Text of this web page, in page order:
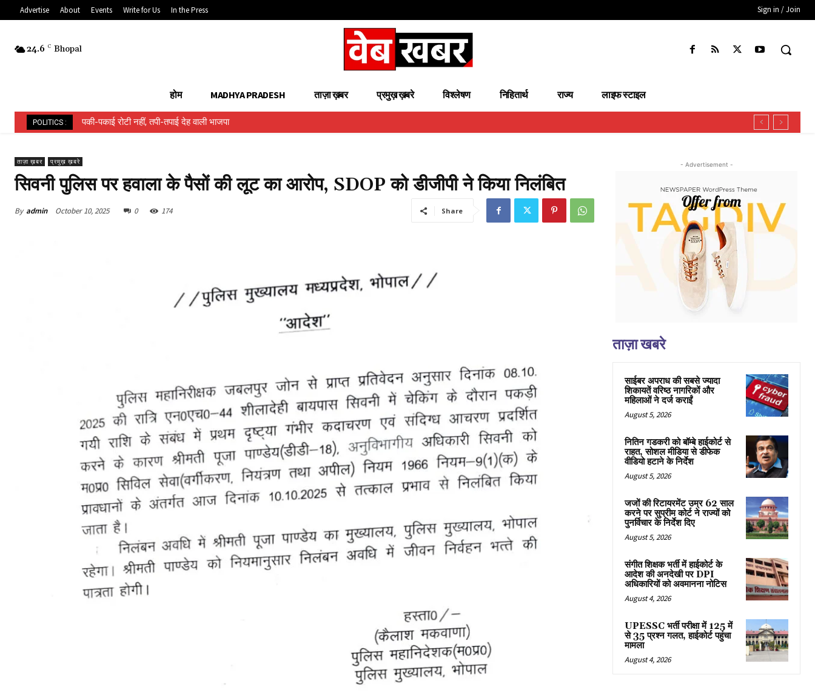
Advertise About Events Write for Us In the Press Sign in / Join
24.6 C Bhopal
होम MADHYA PRADESH ताज़ा ख़बर प्रमुख़ ख़बरे विश्लेषण निहितार्थ राज्य लाइफ स्टाइल
POLITICS : पकी-पकाई रोटी नहीं, तपी-तपाई देह वाली भाजपा
ताज़ा ख़बर प्रमुख़ ख़बरे
सिवनी पुलिस पर हवाला के पैसों की लूट का आरोप, SDOP को डीजीपी ने किया निलंबित
By admin October 10, 2025 0 174 Share
- Advertisement -
ताज़ा खबरे
साईबर अपराध की सबसे ज्यादा
शिकायतें वरिष्ठ नागरिकों और
महिलाओं ने दर्ज कराईं
August 5, 2026
नितिन गडकरी को बॉम्बे हाईकोर्ट से
राहत, सोशल मीडिया से डीफेक
वीडियो हटाने के निर्देश
August 5, 2026
जजों की रिटायरमेंट उम्र 62 साल
करने पर सुप्रीम कोर्ट ने राज्यों को
पुनर्विचार के निर्देश दिए
August 5, 2026
संगीत शिक्षक भर्ती में हाईकोर्ट के
आदेश की अनदेखी पर DPI
अधिकारियों को अवमानना नोटिस
August 4, 2026
UPESSC भर्ती परीक्षा में 125 में
से 35 प्रश्न गलत, हाईकोर्ट पहुंचा
मामला
August 4, 2026